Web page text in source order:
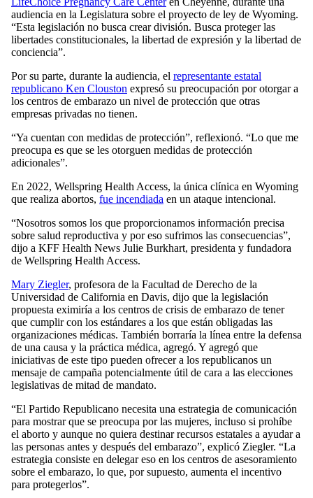
audiencia en la Legislatura sobre el proyecto de ley de Wyoming.
“Esta legislación no busca crear división. Busca proteger las
libertades constitucionales, la libertad de expresión y la libertad de
conciencia”.
Por su parte, durante la audiencia, el representante estatal
republicano Ken Clouston expresó su preocupación por otorgar a
los centros de embarazo un nivel de protección que otras
empresas privadas no tienen.
“Ya cuentan con medidas de protección”, reflexionó. “Lo que me
preocupa es que se les otorguen medidas de protección
adicionales”.
En 2022, Wellspring Health Access, la única clínica en Wyoming
que realiza abortos, fue incendiada en un ataque intencional.
“Nosotros somos los que proporcionamos información precisa
sobre salud reproductiva y por eso sufrimos las consecuencias”,
dijo a KFF Health News Julie Burkhart, presidenta y fundadora
de Wellspring Health Access.
Mary Ziegler, profesora de la Facultad de Derecho de la
Universidad de California en Davis, dijo que la legislación
propuesta eximiría a los centros de crisis de embarazo de tener
que cumplir con los estándares a los que están obligadas las
organizaciones médicas. También borraría la línea entre la defensa
de una causa y la práctica médica, agregó. Y agregó que
iniciativas de este tipo pueden ofrecer a los republicanos un
mensaje de campaña potencialmente útil de cara a las elecciones
legislativas de mitad de mandato.
“El Partido Republicano necesita una estrategia de comunicación
para mostrar que se preocupa por las mujeres, incluso si prohíbe
el aborto y aunque no quiera destinar recursos estatales a ayudar a
las personas antes y después del embarazo”, explicó Ziegler. “La
estrategia consiste en delegar eso en los centros de asesoramiento
sobre el embarazo, lo que, por supuesto, aumenta el incentivo
para protegerlos”.